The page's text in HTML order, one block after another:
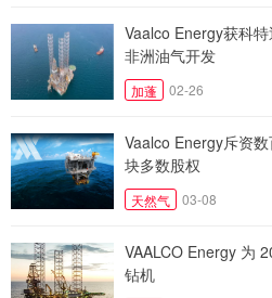
Vaalco Energy获科
非洲油气开发
加蓬 02-26
Vaalco Energy斥资
块多数股权
天然气 03-08
VAALCO Energy 为
钻机